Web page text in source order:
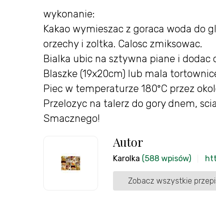
wykonanie:
Kakao wymieszac z goraca woda do
orzechy i zoltka. Calosc zmiksowac.
Bialka ubic na sztywna piane i dodac
Blaszke (19x20cm) lub mala
Piec w temperaturze 180°C przez
Przelozyc na talerz do gory dnem,
Smacznego!
Autor
Karolka (588 wpisów)
Zobacz wszystkie